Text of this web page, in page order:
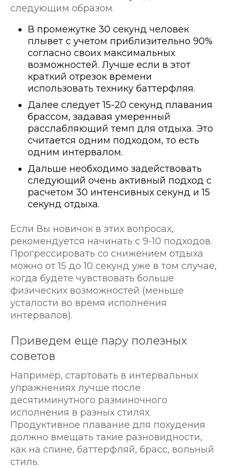
следующим образом.
В промежутке 30 секунд человек
плывет с учетом приблизительно 90%
согласно своих максимальных
возможностей. Лучше если в этот
краткий отрезок времени
использовать технику баттерфляя.
Далее следует 15-20 секунд плавания
брассом, задавая умеренный
расслабляющий темп для отдыха. Это
считается одним подходом, то есть
одним интервалом.
Дальше необходимо задействовать
следующий очень активный подход с
расчетом 30 интенсивных секунд и 15
секунд отдыха.
Если Вы новичок в этих вопросах,
рекомендуется начинать с 9-10 подходов.
Прогрессировать со снижением отдыха
можно от 15 до 10 секунд уже в том случае,
когда будете чувствовать больше
физических возможностей (меньше
усталости во время исполнения
интервалов).
Приведем еще пару полезных
советов
Например, стартовать в интервальных
упражнениях лучше после
десятиминутного разминочного
исполнения в разных стилях.
Продуктивное плавание для похудения
должно вмещать такие разновидности,
как на спине, баттерфляй, брасс, вольный
стиль.